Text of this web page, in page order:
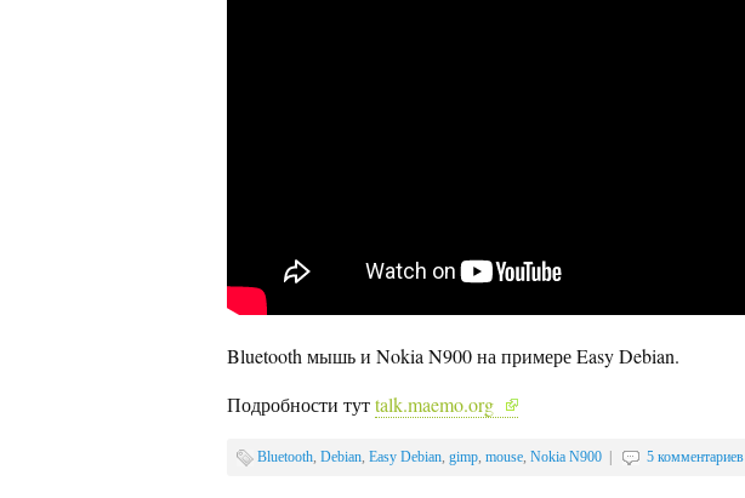
Bluetooth мышь и Nokia N900 на примере Easy Debian.
Подробности тутtalk.maemo.org
Bluetooth, Debian, Easy Debian, gimp, mouse, Nokia N900 5 комментариев